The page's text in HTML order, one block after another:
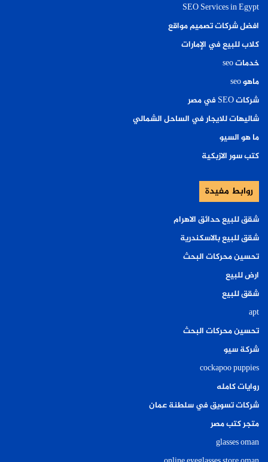
SEO Services in Egypt
افضل شركات تصميم مواقع
كلاب للبيع في الإمارات
خدمات seo
ماهو seo
شركات SEO في مصر
شاليهات للايجار في الساحل الشمالي
ما هو السيو
كتب سور الازبكية
روابط مفيدة
شقق للبيع حدائق الاهرام
شقق للبيع بالاسكندرية
تحسين محركات البحث
ارض للبيع
شقق للبيع
apt
تحسين محركات البحث
شركة سيو
cockapoo puppies
روايات كامله
شركات تسويق في سلطنة عمان
متجر كتب مصر
glasses oman